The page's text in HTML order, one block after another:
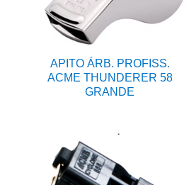
APITO ÁRB. PROFISS.
ACME THUNDERER 58
GRANDE